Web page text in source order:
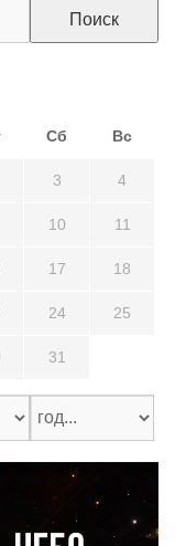
Сб Вс
3 4
10 11
17 18
24 25
31